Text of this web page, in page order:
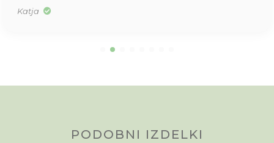
Katja
PODOBNI IZDELKI